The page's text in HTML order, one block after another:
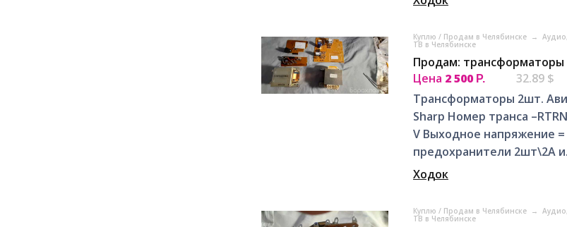
Куплю / Продам в Челябинске →
ТВ в Челябинске
Продам: трансформаторы
Цена 2 500 Р. 32.89 $
Трансформаторы 2шт.
Sharp Номер транса
V Выходное напряжение =
предохранители 2шт\2А
Ходок
Куплю / Продам в Челябинске →
ТВ в Челябинске